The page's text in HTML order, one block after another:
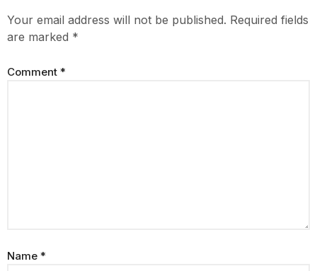
Your email address will not be published. Required fields
are marked *
Comment *
Name *